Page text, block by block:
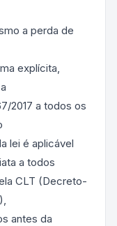
a perda de
explícita,
2017 a todos os
lei é aplicável
a todos
CLT (Decreto-
antes da